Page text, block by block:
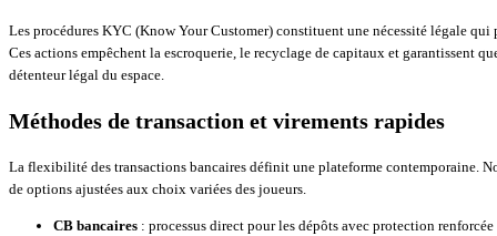
Les procédures KYC (Know Your Customer) constituent une nécessité légale
Ces actions empêchent la escroquerie, le recyclage de capitaux et garantissent
détenteur légal du espace.
Méthodes de transaction et virements rapides
La flexibilité des transactions bancaires définit une plateforme contemporaine.
de options ajustées aux choix variées des joueurs.
CB bancaires : processus direct pour les dépôts avec protection renforcée